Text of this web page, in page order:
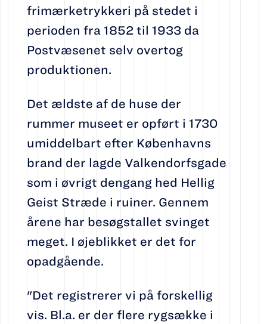
frimærketrykkeri på stedet i
perioden fra 1852 til 1933 da
Postvæsenet selv overtog
produktionen.
Det ældste af de huse der
rummer museet er opført i 1730
umiddelbart efter Københavns
brand der lagde Valkendorfsgade
som i øvrigt dengang hed Hellig
Geist Stræde i ruiner. Gennem
årene har besøgstallet svinget
meget. I øjeblikket er det for
opadgående.
"Det registrerer vi på forskellig
vis. Bl.a. er der flere rygsække i